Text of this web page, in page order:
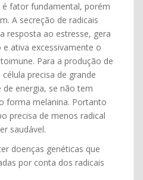
é fator fundamental, porém
A secreção de radicais
resposta ao estresse, gera
e ativa excessivamente o
Para a produção de
precisa de grande
de energia, se não tem
forma melanina. Portanto
precisa de menos radical
saudável.
doenças genéticas que
por conta dos radicais